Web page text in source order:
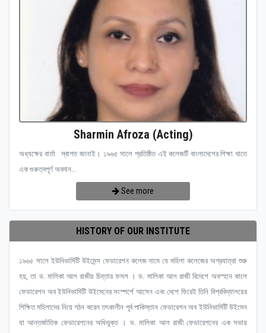
Sharmin Afroza (Acting)
অধ্যক্ষের বার্তা স্বাগত জানাই। ১৯৬৫ সালে প্রতিষ্ঠিত এই কলেজটি বাংলাদেশের শিক্ষা খাতে
এক গুরুত্বপূর্ণ অবদান...
See more
HISTORY OF OUR INSTITUTE
১৯৬৫ সালে ইউনিভার্সিটি উইমেন্স ফেডারেশন কলেজ নামে যে মহিলা কলেজের অগ্রযাত্রা শুরু
হয়, তা ড. মালিকা আল রাজীর চিন্তার ফসল । ড. মালিকা আল রাজী বিদেশে অবস্হান কালে
ফেডারেশন অব ইউনিভার্সিটি উইমেনের সংস্পর্শে আসেন এবং দেশে ফিরেই তিনি বিশ্ববিদ্যালয়ের
শিক্ষিত মহিলাদের নিয়ে গঠন করেন তৎকালীন পূর্ব পাকিস্তান ফেডারেশন অব ইউনিভার্সিটি উইমেন
যা আন্তর্জাতিক ফেডারেশনের অধিভুক্ত । ড. মালিকা আল রাজী ফেডারেশনের এক সভায়